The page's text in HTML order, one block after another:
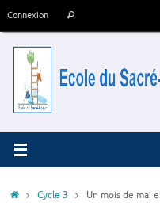
Connexion Rechercher
Accueil
Cycle 3 Un mois de mai